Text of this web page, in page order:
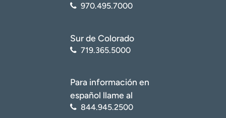
970.495.7000
Sur de Colorado
719.365.5000
Para información en
español llame al
844.945.2500